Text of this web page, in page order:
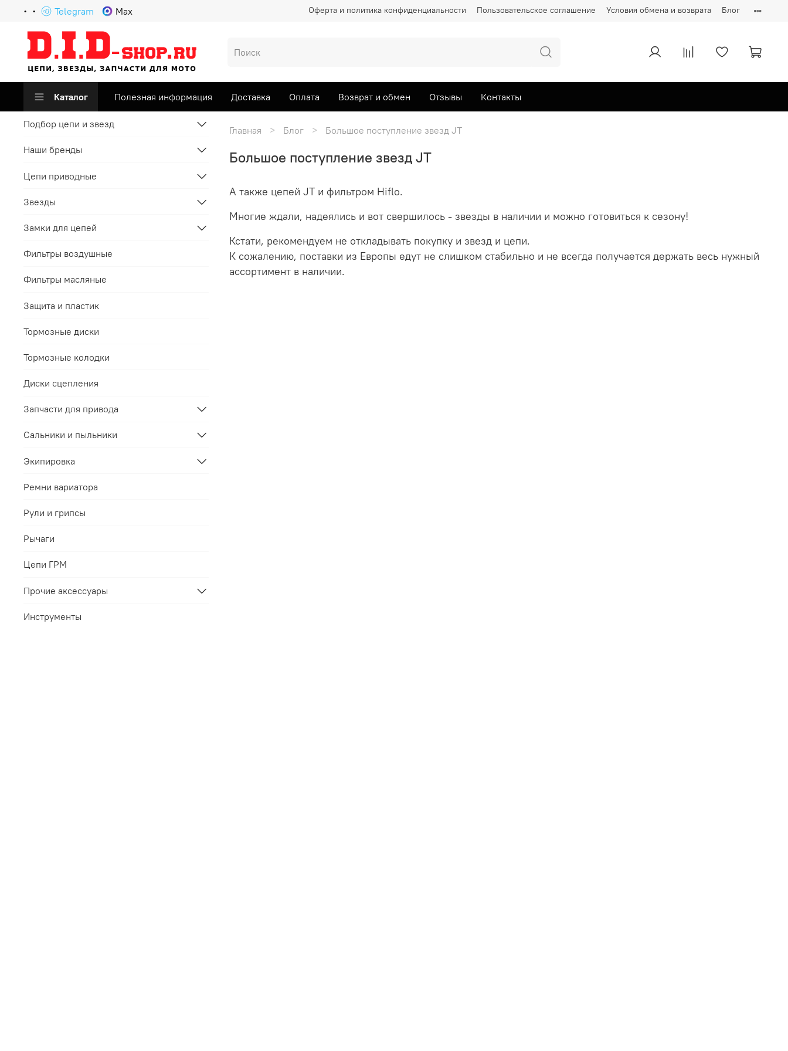
Оферта и политика конфиденциальности Пользовательское соглашение Условия обмена и возврата Блог
Telegram Max
Каталог Полезная информация Доставка Оплата Возврат и обмен Отзывы Контакты
Главная Блог Большое поступление звезд JT
Большое поступление звезд JT
А также цепей JT и фильтром Hiflo.
Многие ждали, надеялись и вот свершилось - звезды в наличии и можно готовиться к сезону!
Кстати, рекомендуем не откладывать покупку и звезд и цепи.
К сожалению, поставки из Европы едут не слишком стабильно и не всегда получается держать весь нужный
ассортимент в наличии.
Подбор цепи и звезд
Наши бренды
Цепи приводные
Звезды
Замки для цепей
Фильтры воздушные
Фильтры масляные
Защита и пластик
Тормозные диски
Тормозные колодки
Диски сцепления
Запчасти для привода
Сальники и пыльники
Экипировка
Ремни вариатора
Рули и грипсы
Рычаги
Цепи ГРМ
Прочие аксессуары
Инструменты